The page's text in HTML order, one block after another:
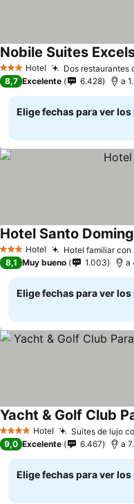
3 Estrellas
Hotel Dos restaurantes
Nobile Suites
8,7 Excelente 6.428 a
Elige fechas para ver
3 Estrellas
Hotel Hotel familiar con
Hotel Santo
8,1 Muy bueno 1.003 a
Elige fechas para ver
4 EstrellasHotel Suites de lujo
9,0 Excelente 6.467 a
Elige fechas para ver